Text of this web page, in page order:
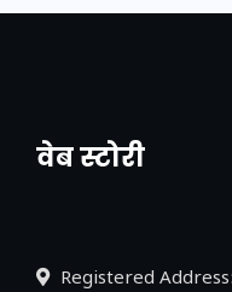
वेब स्टोरी
नया एक्सप्रेसवे:
Registered